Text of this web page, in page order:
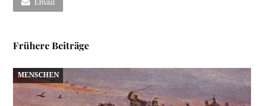
Email
Frühere Beiträge
MENSCHEN